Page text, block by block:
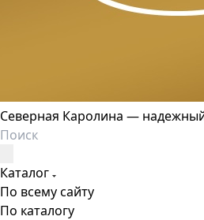
Северная Каролина —
Каталог
По всему сайту
По каталогу